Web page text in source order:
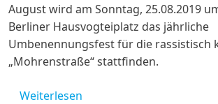
August wird am Sonntag, 25.08.2019
Berliner Hausvogteiplatz das jährliche
Umbenennungsfest für die rassistisch
„Mohrenstraße“ stattfinden.
Weiterlesen